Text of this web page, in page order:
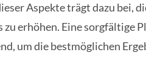
Aspekte trägt dazu bei,
zu erhöhen. Eine sorgfältige
um die bestmöglichen